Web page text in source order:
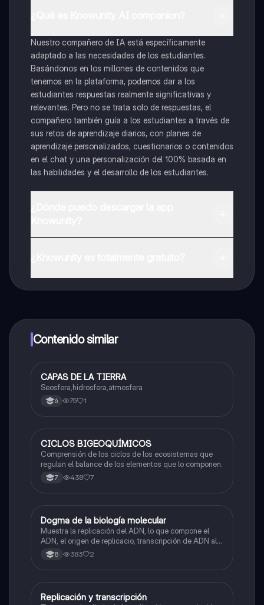
Nuestro compañero de IA está específicamente
adaptado a las necesidades de los estudiantes.
Basándonos en los millones de contenidos que
tenemos en la plataforma, podemos dar a los
estudiantes respuestas realmente significativas y
relevantes. Pero no se trata solo de respuestas, el
compañero también guía a los estudiantes a través de
sus retos de aprendizaje diarios, con planes de
aprendizaje personalizados, cuestionarios o contenidos
en el chat y una personalización del 100% basada en
las habilidades y el desarrollo de los estudiantes.
a determinadas funciones.
Contenido similar
Biologia
CAPAS DE LA TIERRA
Seosfera,hidrosfera,atmosfera
6 75 1
Biologia
CICLOS BIGEOQUÍMICOS
Comprensión de los ciclos de los ecosistemas que
regulan el balance de los elementos que lo componen.
7 438 7
Biologia
Dogma de la biología molecular
Muestra la replicación del ADN, lo que compone el
ADN, el origen de replicacio, transcripción de ADN al
ARN y traducción de ARN a proteína.
8 383 2
Biologia
Replicación y transcripción